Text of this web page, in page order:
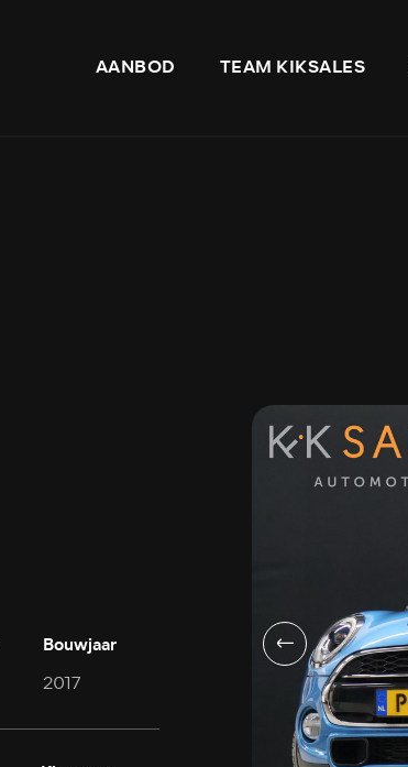
AANBOD TEAM KIKSALES
Bouwjaar
2017